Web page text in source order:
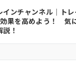
インチャンネル｜ト
果を高めよう！ 気
！